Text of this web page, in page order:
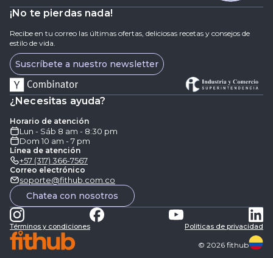
¡No te pierdas nada!
Recibe en tu correo las últimas ofertas, deliciosas recetas y consejos de
estilo de vida.
Suscríbete a nuestro newsletter
¿Necesitas ayuda?
Horario de atención
Lun - Sáb 8 am - 8:30 pm
Dom 10 am - 7 pm
Línea de atención
+57 (317) 366-7567
Correo electrónico
soporte@fithub.com.co
Chatea con nosotros
Términos y condiciones Politicas de privacidad
© 2026 fithub